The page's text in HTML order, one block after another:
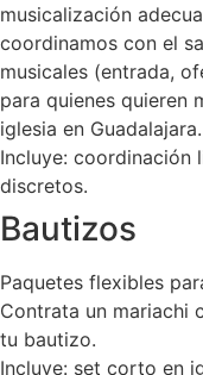
musicalización
coordinamos con el
musicales (entrada,
para quienes quieren
iglesia en Guadalajara.
Incluye: coordinación
discretos.
Bautizos
Paquetes flexibles
Contrata un mariachi
tu bautizo.
Incluye: set corto en